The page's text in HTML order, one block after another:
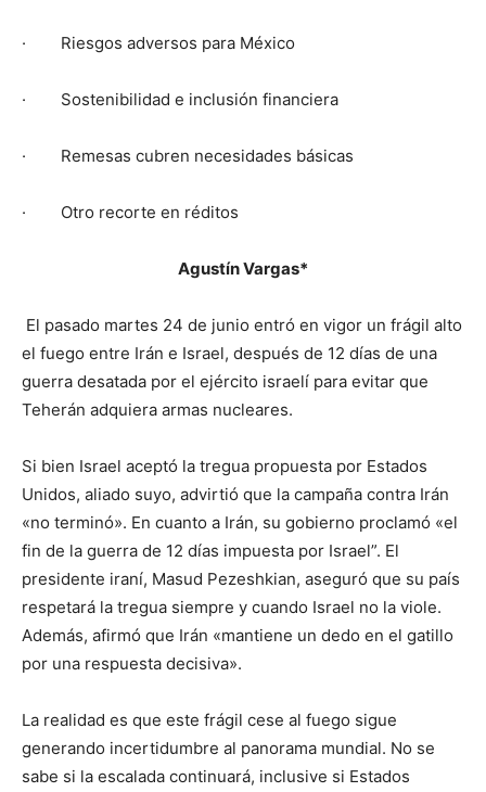
· Riesgos adversos para México
· Sostenibilidad e inclusión financiera
· Remesas cubren necesidades básicas
· Otro recorte en réditos
Agustín Vargas*
El pasado martes 24 de junio entró en vigor un frágil alto
el fuego entre Irán e Israel, después de 12 días de una
guerra desatada por el ejército israelí para evitar que
Teherán adquiera armas nucleares.
Si bien Israel aceptó la tregua propuesta por Estados
Unidos, aliado suyo, advirtió que la campaña contra Irán
«no terminó». En cuanto a Irán, su gobierno proclamó «el
fin de la guerra de 12 días impuesta por Israel”. El
presidente iraní, Masud Pezeshkian, aseguró que su país
respetará la tregua siempre y cuando Israel no la viole.
Además, afirmó que Irán «mantiene un dedo en el gatillo
por una respuesta decisiva».
La realidad es que este frágil cese al fuego sigue
generando incertidumbre al panorama mundial. No se
sabe si la escalada continuará, inclusive si Estados